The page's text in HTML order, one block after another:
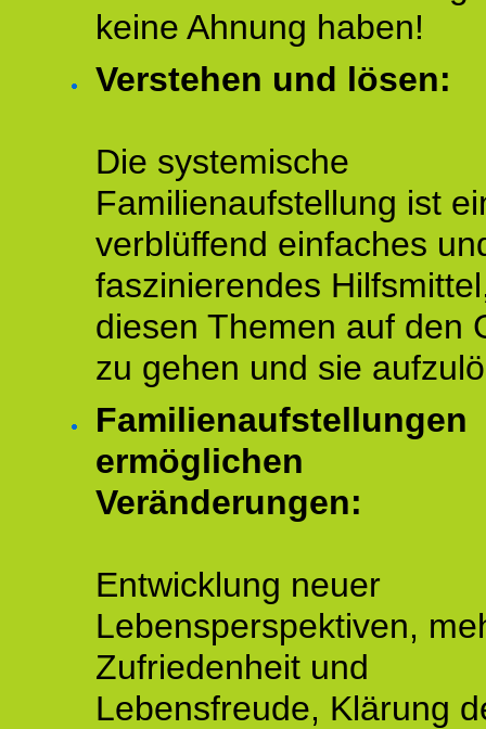
keine Ahnung haben!
Verstehen und lösen:
Die systemische
Familienaufstellung ist
verblüffend einfaches
faszinierendes
diesen Themen auf den
zu gehen und sie
Familienaufstellungen
ermöglichen
Veränderungen:
Entwicklung neuer
Lebensperspektiven,
Zufriedenheit und
Lebensfreude, Klärung